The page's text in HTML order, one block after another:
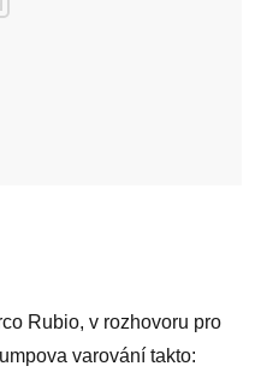
Rubio, v rozhovoru pro
varování takto: